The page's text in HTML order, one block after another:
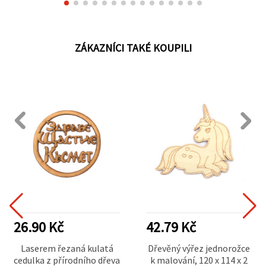
ZÁKAZNÍCI TAKÉ KOUPILI
26.90 Kč
Laserem řezaná kulatá
cedulka z přírodního dřeva
42.79 Kč
Dřevěný výřez jednorožce
k malování, 120 x 114 x 2